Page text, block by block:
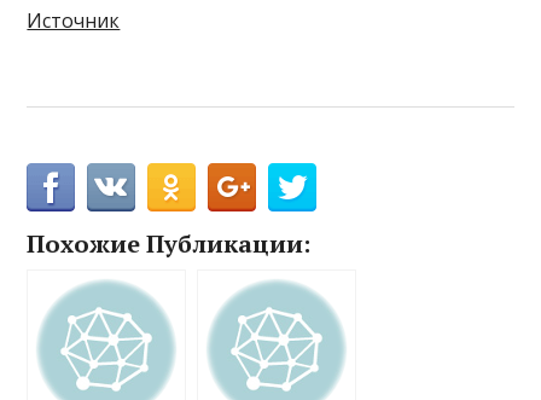
Источник
Похожие Публикации: